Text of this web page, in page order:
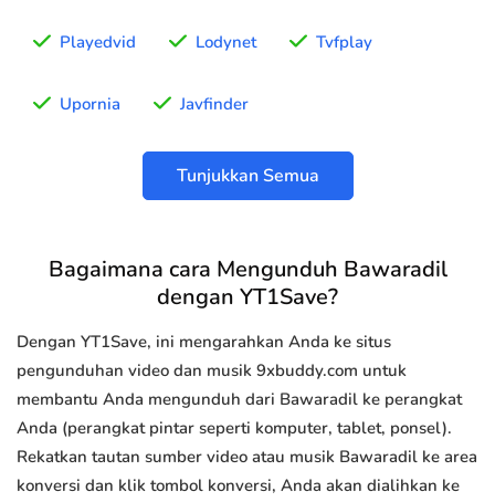
Playedvid Lodynet Tvfplay
Upornia Javfinder
Tunjukkan Semua
Bagaimana cara Mengunduh Bawaradil
dengan YT1Save?
Dengan YT1Save, ini mengarahkan Anda ke situs
pengunduhan video dan musik 9xbuddy.com untuk
membantu Anda mengunduh dari Bawaradil ke perangkat
Anda (perangkat pintar seperti komputer, tablet, ponsel).
Rekatkan tautan sumber video atau musik Bawaradil ke area
konversi dan klik tombol konversi, Anda akan dialihkan ke